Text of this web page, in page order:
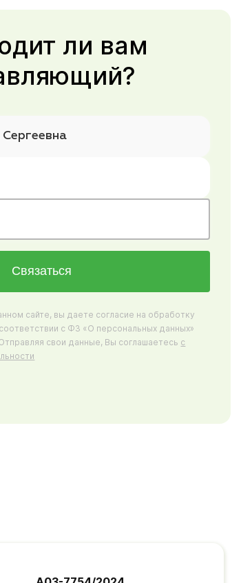
ли вам
Связаться
сайте, вы даете согласие на обработку
с ФЗ «О персональных данных»
свои данные, Вы соглашаетесь с